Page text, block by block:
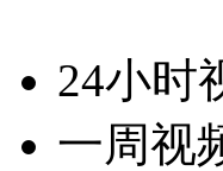
24小时
一周视